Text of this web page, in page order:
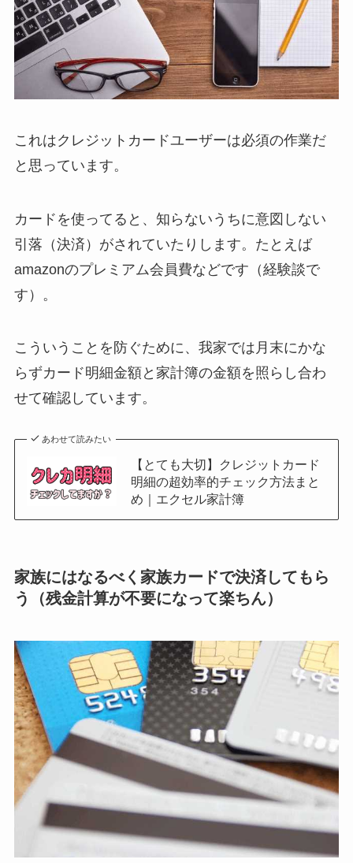
これはクレジットカードユーザーは必須の作業だ
と思っています。
カードを使ってると、知らないうちに意図しない
引落（決済）がされていたりします。たとえば
amazonのプレミアム会員費などです（経験談で
す）。
こういうことを防ぐために、我家では月末にかな
らずカード明細金額と家計簿の金額を照らし合わ
せて確認しています。
あわせて読みたい
【とても大切】クレジットカード
明細の超効率的チェック方法まと
め｜エクセル家計簿
家族にはなるべく家族カードで決済してもら
う（残金計算が不要になって楽ちん）